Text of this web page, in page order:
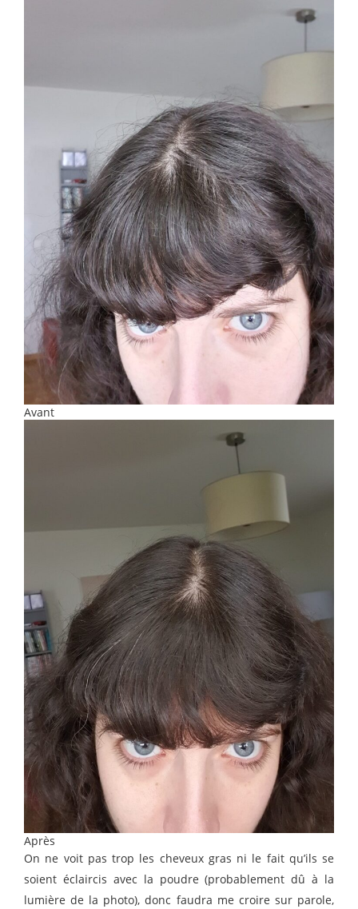
Avant
Après
On ne voit pas trop les cheveux gras ni le fait qu’ils se
soient éclaircis avec la poudre (probablement dû à la
lumière de la photo), donc faudra me croire sur parole,